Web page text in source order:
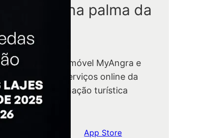
está na palma da
mão.
a app móvel MyAngra e
acesso aos serviços online da
e à informação turística
o concelho.
App Store